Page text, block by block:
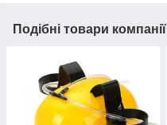
Подібні товари компанії